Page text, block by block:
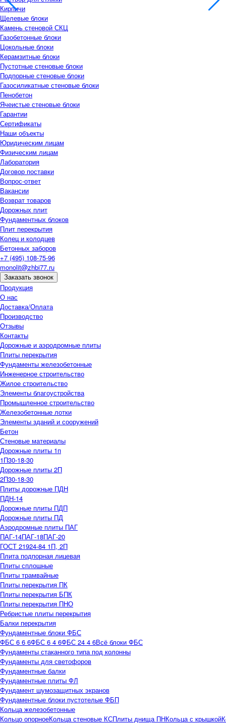
Кирпичи
Щелевые блоки
Камень стеновой СКЦ
Газобетонные блоки
Цокольные блоки
Керамзитные блоки
Пустотные стеновые блоки
Подпорные стеновые блоки
Газосиликатные стеновые блоки
Пенобетон
Ячеистые стеновые блоки
Гарантии
Сертификаты
Наши объекты
Юридическим лицам
Физическим лицам
Лаборатория
Договор поставки
Вопрос-ответ
Вакансии
Возврат товаров
Дорожных плит
Фундаментных блоков
Плит перекрытия
Колец и колодцев
Бетонных заборов
+7 (495) 108-75-96
monolit@zhbi77.ru
Заказать звонок
Продукция
О нас
Доставка/Оплата
Производство
Отзывы
Контакты
Дорожные и аэродромные плиты
Плиты перекрытия
Фундаменты железобетонные
Инженерное строительство
Жилое строительство
Элементы благоустройства
Промышленное строительство
Железобетонные лотки
Элементы зданий и сооружений
Бетон
Стеновые материалы
Дорожные плиты 1п
1П30-18-30
Дорожные плиты 2П
2П30-18-30
Плиты дорожные ПДН
ПДН-14
Дорожные плиты ПДП
Дорожные плиты ПД
Аэродромные плиты ПАГ
ПАГ-14ПАГ-18ПАГ-20
ГОСТ 21924-84 1П, 2П
Плита подпорная лицевая
Плиты сплошные
Плиты трамвайные
Плиты перекрытия ПК
Плиты перекрытия БПК
Плиты перекрытия ПНО
Ребристые плиты перекрытия
Балки перекрытия
Фундаментные блоки ФБС
ФБС 6 6 6ФБС 6 4 6ФБС 24 4 6Всё блоки ФБС
Фундаменты стаканного типа под колонны
Фундаменты для светофоров
Фундаментные балки
Фундаментные плиты ФЛ
Фундамент шумозащитных экранов
Фундаментные блоки пустотелые ФБП
Кольца железобетонные
Кольцо опорноеКольца стеновые КСПлиты днища ПНКольца с крышкой